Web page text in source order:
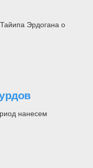
Эрдогана о
нанесем